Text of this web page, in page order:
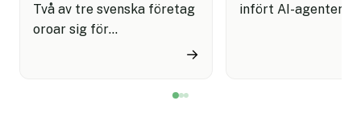
Två av tre svenska företag
oroar sig för
innebär semestertider med
→
infört AI-agenter i